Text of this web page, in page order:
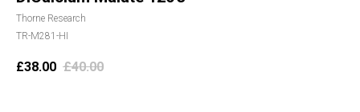
Thorne Research
TR-M281-HI
£38.00 £40.00